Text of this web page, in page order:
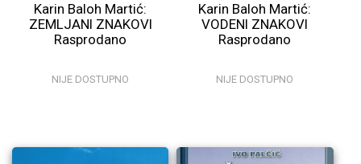
Karin Baloh Martić:
ZEMLJANI ZNAKOVI
Rasprodano
NIJE DOSTUPNO
Karin Baloh Martić:
VODENI ZNAKOVI
Rasprodano
NIJE DOSTUPNO